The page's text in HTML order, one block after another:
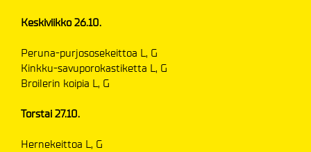
Keskiviikko 26.10.
Peruna-purjososekeittoa L, G
Kinkku-savuporokastiketta L, G
Broilerin koipia L, G
Torstai 27.10.
Hernekeittoa L, G